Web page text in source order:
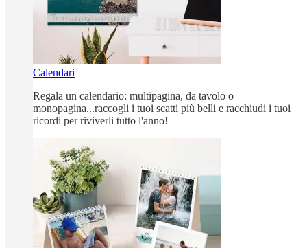
Calendari
Regala un calendario: multipagina, da tavolo o
monopagina...raccogli i tuoi scatti più belli e racchiudi i tuoi
ricordi per riviverli tutto l'anno!